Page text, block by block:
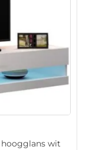
hoogglans wit